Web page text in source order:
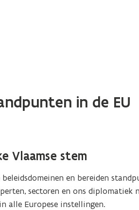
in de EU
Vlaamse stem
en bereiden
sectoren en ons diplomatiek
alle Europese instellingen.